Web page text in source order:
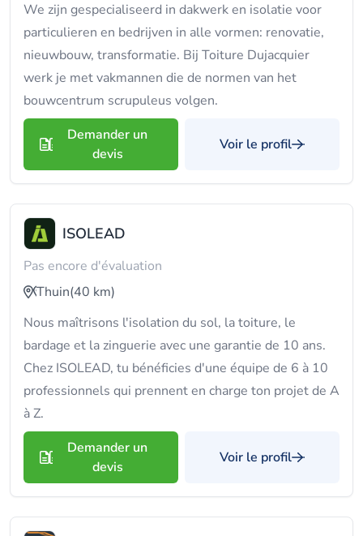
We zijn gespecialiseerd in dakwerk en isolatie voor
particulieren en bedrijven in alle vormen: renovatie,
nieuwbouw, transformatie. Bij Toiture Dujacquier
werk je met vakmannen die de normen van het
bouwcentrum scrupuleus volgen.
Demander un
devis
Voir le profil
ISOLEAD
Pas encore d'évaluation
Thuin(40 km)
Nous maîtrisons l'isolation du sol, la toiture, le
bardage et la zinguerie avec une garantie de 10 ans.
Chez ISOLEAD, tu bénéficies d'une équipe de 6 à 10
professionnels qui prennent en charge ton projet de A
à Z.
Demander un
devis
Voir le profil